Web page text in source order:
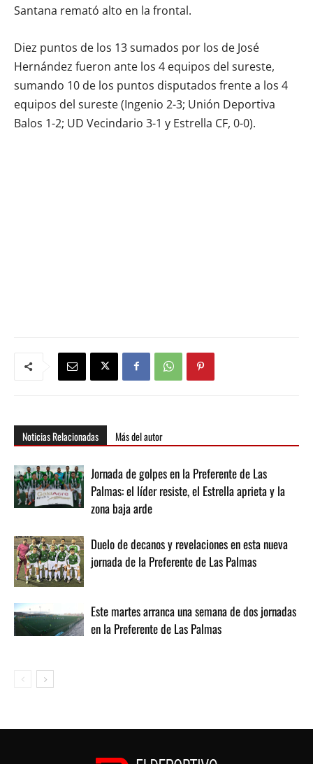
Santana remató alto en la frontal.
Diez puntos de los 13 sumados por los de José
Hernández fueron ante los 4 equipos del sureste,
sumando 10 de los puntos disputados frente a los 4
equipos del sureste (Ingenio 2-3; Unión Deportiva
Balos 1-2; UD Vecindario 3-1 y Estrella CF, 0-0).
Noticias Relacionadas Más del autor
Jornada de golpes en la Preferente de Las
Palmas: el líder resiste, el Estrella aprieta y la
zona baja arde
Duelo de decanos y revelaciones en esta nueva
jornada de la Preferente de Las Palmas
Este martes arranca una semana de dos jornadas
en la Preferente de Las Palmas